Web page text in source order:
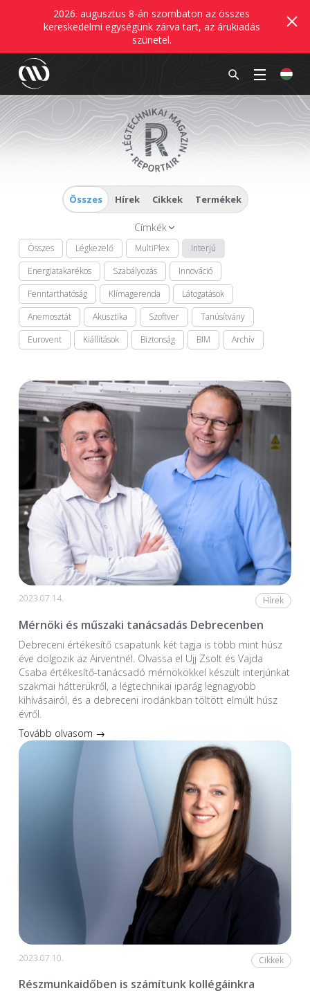
2026. augusztus 8-án szombaton az összes
kereskedelmi egységünk zárva tart, az árukiadás
szünetel.
Összes Hírek Cikkek Termékek
Címkék
Összes Légkezelő MultiPlex
Interjú
Energiatakarékos
Szabályozás
Innováció
Fenntarthatóság
Klímagerenda
Látogatások
Anemosztát
Akusztika Szoftver
Tanúsítvány
Eurovent
Kiállítások Biztonság BIM Archív
2023.07.14. Hírek
Mérnöki és műszaki tanácsadás Debrecenben
Debreceni értékesítő csapatunk két tagja is több mint húsz
éve dolgozik az Airventnél. Olvassa el Ujj Zsolt és Vajda
Csaba értékesítő-tanácsadó mérnökökkel készült interjúnkat
szakmai hátterükről, a légtechnikai iparág legnagyobb
kihívásairól, és a debreceni irodánkban töltött elmúlt húsz
évről.
Tovább olvasom →
2023.07.10. Cikkek
Részmunkaidőben is számítunk kollégáinkra